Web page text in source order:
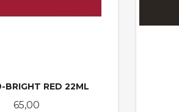
BRIGHT RED 22ML
Pris
65,00